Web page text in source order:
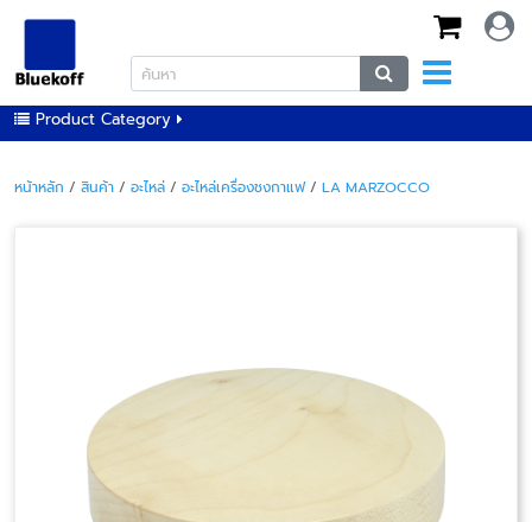
Product Category
หน้าหลัก / สินค้า / อะไหล่ / อะไหล่เครื่องชงกาแฟ/ LA MARZOCCO